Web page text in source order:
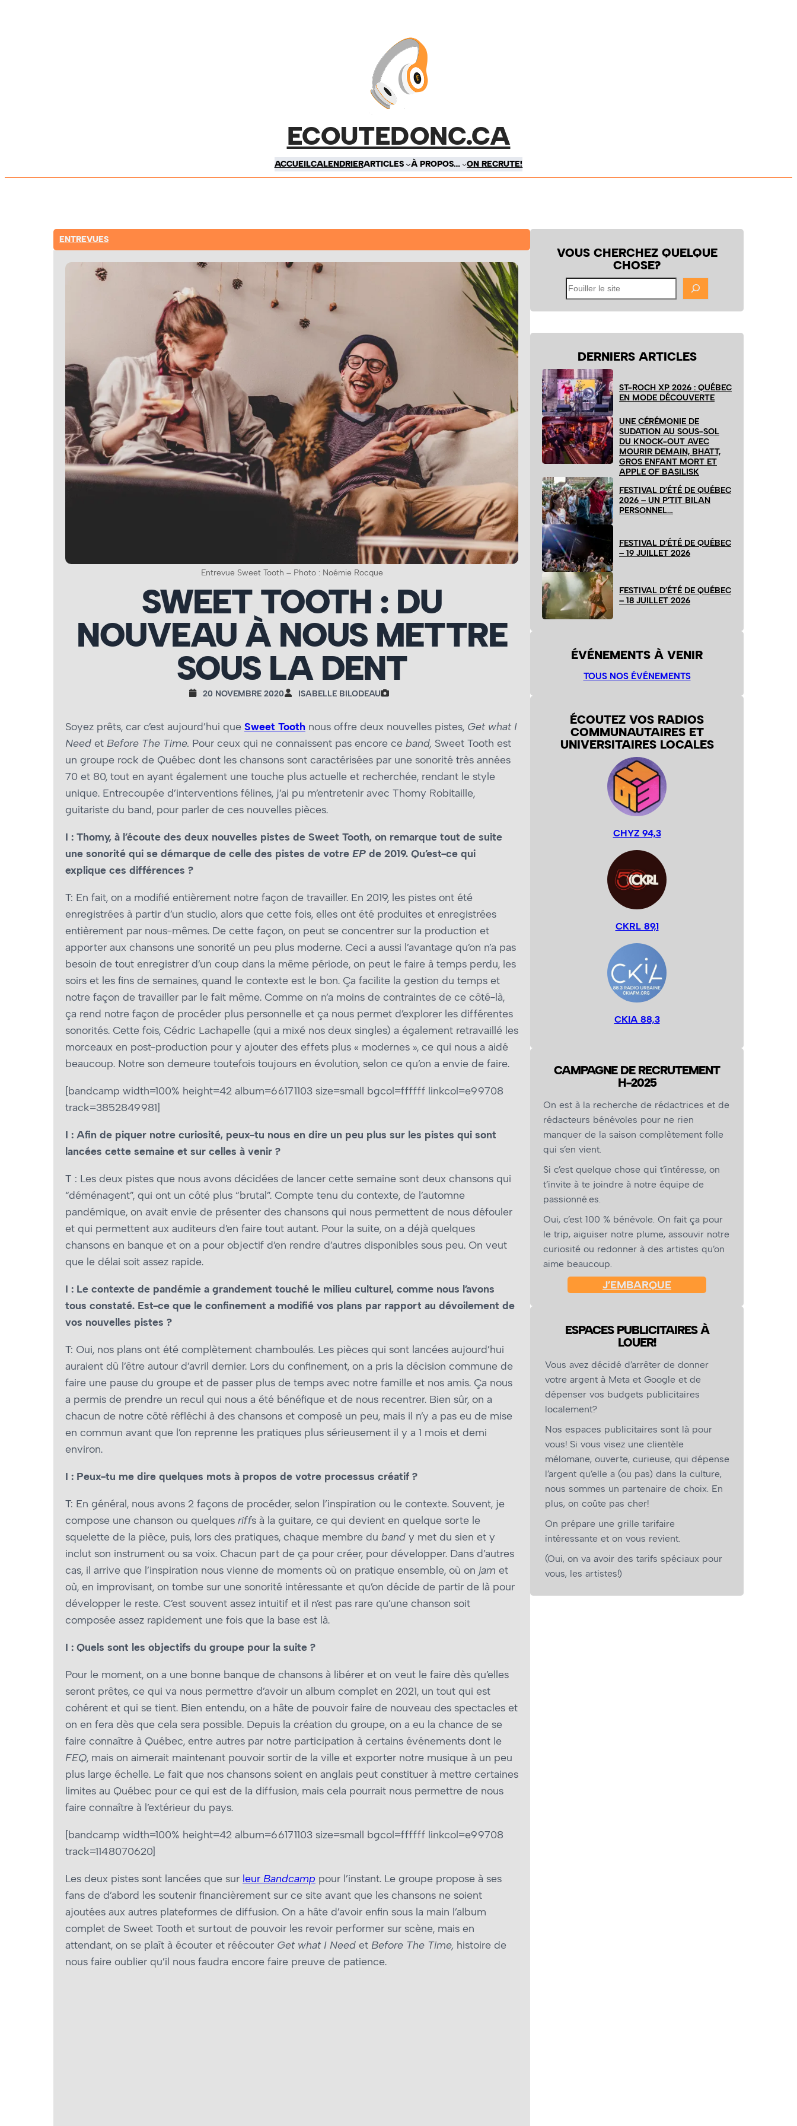
ECOUTEDONC.CA
ACCUEILCALENDRIERARTICLES À PROPOS… ON RECRUTE!
ENTREVUES
Entrevue Sweet Tooth – Photo : Noémie Rocque
SWEET TOOTH : DU
NOUVEAU À NOUS METTRE
SOUS LA DENT
20 NOVEMBRE 2020 ISABELLE BILODEAU
Soyez prêts, car c’est aujourd’hui que Sweet Tooth nous offre deux nouvelles pistes, Get what I
Need et Before The Time. Pour ceux qui ne connaissent pas encore ce band, Sweet Tooth est
un groupe rock de Québec dont les chansons sont caractérisées par une sonorité très années
70 et 80, tout en ayant également une touche plus actuelle et recherchée, rendant le style
unique. Entrecoupée d’interventions félines, j’ai pu m’entretenir avec Thomy Robitaille,
guitariste du band, pour parler de ces nouvelles pièces.
I : Thomy, à l’écoute des deux nouvelles pistes de Sweet Tooth, on remarque tout de suite
une sonorité qui se démarque de celle des pistes de votre EP de 2019. Qu’est-ce qui
explique ces différences ?
T: En fait, on a modifié entièrement notre façon de travailler. En 2019, les pistes ont été
enregistrées à partir d’un studio, alors que cette fois, elles ont été produites et enregistrées
entièrement par nous-mêmes. De cette façon, on peut se concentrer sur la production et
apporter aux chansons une sonorité un peu plus moderne. Ceci a aussi l’avantage qu’on n’a pas
besoin de tout enregistrer d’un coup dans la même période, on peut le faire à temps perdu, les
soirs et les fins de semaines, quand le contexte est le bon. Ça facilite la gestion du temps et
notre façon de travailler par le fait même. Comme on n’a moins de contraintes de ce côté-là,
ça rend notre façon de procéder plus personnelle et ça nous permet d’explorer les différentes
sonorités. Cette fois, Cédric Lachapelle (qui a mixé nos deux singles) a également retravaillé les
morceaux en post-production pour y ajouter des effets plus « modernes », ce qui nous a aidé
beaucoup. Notre son demeure toutefois toujours en évolution, selon ce qu’on a envie de faire.
[bandcamp width=100% height=42 album=66171103 size=small bgcol=ffffff linkcol=e99708
track=3852849981]
I : Afin de piquer notre curiosité, peux-tu nous en dire un peu plus sur les pistes qui sont
lancées cette semaine et sur celles à venir ?
T : Les deux pistes que nous avons décidées de lancer cette semaine sont deux chansons qui
“déménagent”, qui ont un côté plus “brutal”. Compte tenu du contexte, de l’automne
pandémique, on avait envie de présenter des chansons qui nous permettent de nous défouler
et qui permettent aux auditeurs d’en faire tout autant. Pour la suite, on a déjà quelques
chansons en banque et on a pour objectif d’en rendre d’autres disponibles sous peu. On veut
que le délai soit assez rapide.
I : Le contexte de pandémie a grandement touché le milieu culturel, comme nous l’avons
tous constaté. Est-ce que le confinement a modifié vos plans par rapport au dévoilement de
vos nouvelles pistes ?
T: Oui, nos plans ont été complètement chamboulés. Les pièces qui sont lancées aujourd’hui
auraient dû l’être autour d’avril dernier. Lors du confinement, on a pris la décision commune de
faire une pause du groupe et de passer plus de temps avec notre famille et nos amis. Ça nous
a permis de prendre un recul qui nous a été bénéfique et de nous recentrer. Bien sûr, on a
chacun de notre côté réfléchi à des chansons et composé un peu, mais il n’y a pas eu de mise
en commun avant que l’on reprenne les pratiques plus sérieusement il y a 1 mois et demi
environ.
I : Peux-tu me dire quelques mots à propos de votre processus créatif ?
T: En général, nous avons 2 façons de procéder, selon l’inspiration ou le contexte. Souvent, je
compose une chanson ou quelques riffs à la guitare, ce qui devient en quelque sorte le
squelette de la pièce, puis, lors des pratiques, chaque membre du band y met du sien et y
inclut son instrument ou sa voix. Chacun part de ça pour créer, pour développer. Dans d’autres
cas, il arrive que l’inspiration nous vienne de moments où on pratique ensemble, où on jam et
où, en improvisant, on tombe sur une sonorité intéressante et qu’on décide de partir de là pour
développer le reste. C’est souvent assez intuitif et il n’est pas rare qu’une chanson soit
composée assez rapidement une fois que la base est là.
I : Quels sont les objectifs du groupe pour la suite ?
Pour le moment, on a une bonne banque de chansons à libérer et on veut le faire dès qu’elles
seront prêtes, ce qui va nous permettre d’avoir un album complet en 2021, un tout qui est
cohérent et qui se tient. Bien entendu, on a hâte de pouvoir faire de nouveau des spectacles et
on en fera dès que cela sera possible. Depuis la création du groupe, on a eu la chance de se
faire connaître à Québec, entre autres par notre participation à certains événements dont le
FEQ, mais on aimerait maintenant pouvoir sortir de la ville et exporter notre musique à un peu
plus large échelle. Le fait que nos chansons soient en anglais peut constituer à mettre certaines
limites au Québec pour ce qui est de la diffusion, mais cela pourrait nous permettre de nous
faire connaître à l’extérieur du pays.
[bandcamp width=100% height=42 album=66171103 size=small bgcol=ffffff linkcol=e99708
track=1148070620]
Les deux pistes sont lancées que sur leur Bandcamp pour l’instant. Le groupe propose à ses
fans de d’abord les soutenir financièrement sur ce site avant que les chansons ne soient
ajoutées aux autres plateformes de diffusion. On a hâte d’avoir enfin sous la main l’album
complet de Sweet Tooth et surtout de pouvoir les revoir performer sur scène, mais en
attendant, on se plaît à écouter et réécouter Get what I Need et Before The Time, histoire de
nous faire oublier qu’il nous faudra encore faire preuve de patience.
VOUS CHERCHEZ QUELQUE
CHOSE?
Fouiller
le
site
DERNIERS ARTICLES
ST-ROCH XP 2026 : QUÉBEC
EN MODE DÉCOUVERTE
UNE CÉRÉMONIE DE
SUDATION AU SOUS-SOL
DU KNOCK-OUT AVEC
MOURIR DEMAIN, BHATT,
GROS ENFANT MORT ET
APPLE OF BASILISK
FESTIVAL D’ÉTÉ DE QUÉBEC
2026 – UN P’TIT BILAN
PERSONNEL…
FESTIVAL D’ÉTÉ DE QUÉBEC
– 19 JUILLET 2026
FESTIVAL D’ÉTÉ DE QUÉBEC
– 18 JUILLET 2026
ÉVÉNEMENTS À VENIR
TOUS NOS ÉVÉNEMENTS
ÉCOUTEZ VOS RADIOS
COMMUNAUTAIRES ET
UNIVERSITAIRES LOCALES
CHYZ 94,3
CKRL 89,1
CKIA 88,3
CAMPAGNE DE RECRUTEMENT
H-2025
On est à la recherche de rédactrices et de
rédacteurs bénévoles pour ne rien
manquer de la saison complètement folle
qui s’en vient.
Si c’est quelque chose qui t’intéresse, on
t’invite à te joindre à notre équipe de
passionné.es.
Oui, c’est 100 % bénévole. On fait ça pour
le trip, aiguiser notre plume, assouvir notre
curiosité ou redonner à des artistes qu’on
aime beaucoup.
J’EMBARQUE
ESPACES PUBLICITAIRES À
LOUER!
Vous avez décidé d’arrêter de donner
votre argent à Meta et Google et de
dépenser vos budgets publicitaires
localement?
Nos espaces publicitaires sont là pour
vous! Si vous visez une clientèle
mélomane, ouverte, curieuse, qui dépense
l’argent qu’elle a (ou pas) dans la culture,
nous sommes un partenaire de choix. En
plus, on coûte pas cher!
On prépare une grille tarifaire
intéressante et on vous revient.
(Oui, on va avoir des tarifs spéciaux pour
vous, les artistes!)